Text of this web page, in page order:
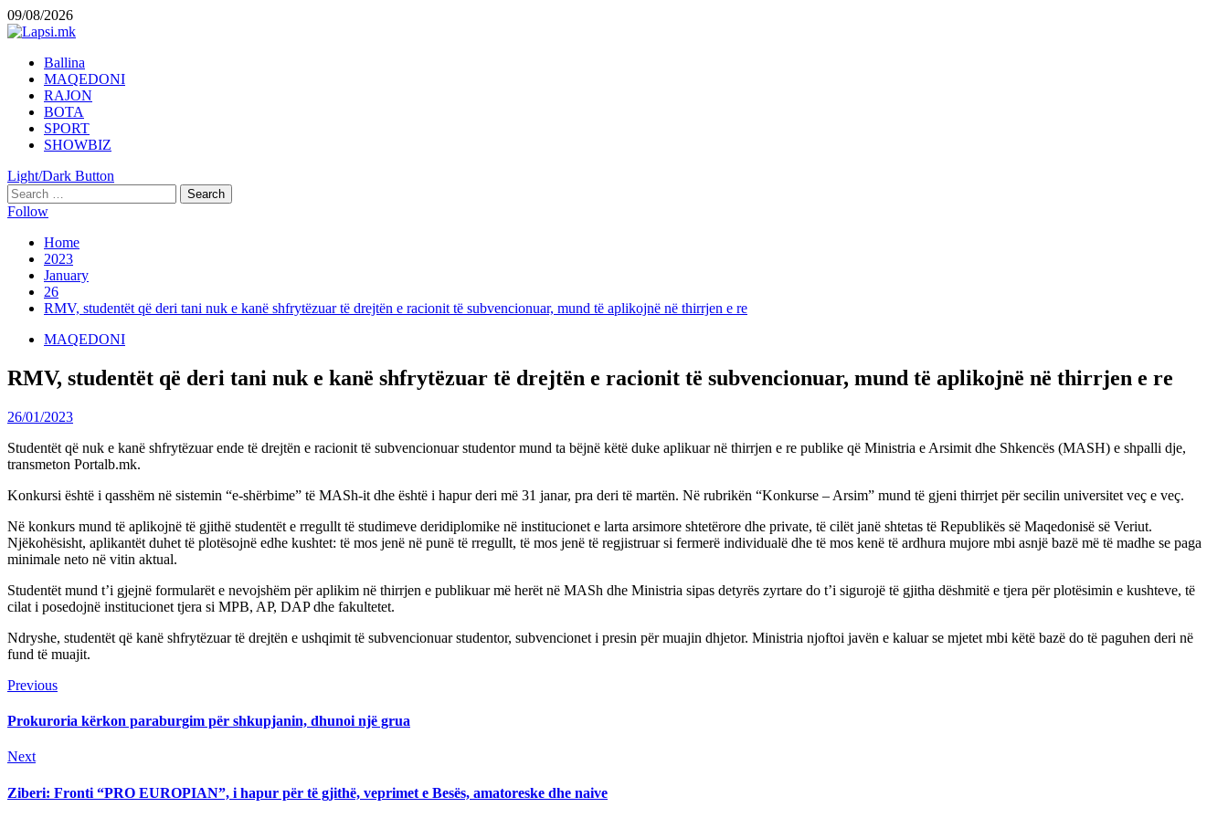
Skip
to
09/08/2026
Primary
Menu
Ballina
MAQEDONI
RAJON
BOTA
SPORT
SHOWBIZ
Light/Dark Button
Search
for:
Follow
Home
2023
January
26
RMV, studentët që deri tani nuk e kanë shfrytëzuar të drejtën e racionit të subvencionuar, mund të aplikojnë në thirrjen e re
MAQEDONI
RMV, studentët që deri tani nuk e kanë shfrytëzuar të drejtën e racionit të subvencionuar, mund të aplikojnë në thirrjen e re
26/01/2023
Studentët që nuk e kanë shfrytëzuar ende të drejtën e racionit të subvencionuar studentor mund ta bëjnë këtë duke aplikuar në thirrjen e re publike që Ministria e Arsimit dhe Shkencës (MASH) e shpalli dje,
transmeton Portalb.mk.
Konkursi është i qasshëm në sistemin “e-shërbime” të MASh-it dhe është i hapur deri më 31 janar, pra deri të martën. Në rubrikën “Konkurse – Arsim” mund të gjeni thirrjet për secilin universitet veç e veç.
Në konkurs mund të aplikojnë të gjithë studentët e rregullt të studimeve deridiplomike në institucionet e larta arsimore shtetërore dhe private, të cilët janë shtetas të Republikës së Maqedonisë së Veriut.
Njëkohësisht, aplikantët duhet të plotësojnë edhe kushtet: të mos jenë në punë të rregullt, të mos jenë të regjistruar si fermerë individualë dhe të mos kenë të ardhura mujore mbi asnjë bazë më të madhe se paga
minimale neto në vitin aktual.
Studentët mund t’i gjejnë formularët e nevojshëm për aplikim në thirrjen e publikuar më herët në MASh dhe Ministria sipas detyrës zyrtare do t’i sigurojë të gjitha dëshmitë e tjera për plotësimin e kushteve, të
cilat i posedojnë institucionet tjera si MPB, AP, DAP dhe fakultetet.
Ndryshe, studentët që kanë shfrytëzuar të drejtën e ushqimit të subvencionuar studentor, subvencionet i presin për muajin dhjetor. Ministria njoftoi javën e kaluar se mjetet mbi këtë bazë do të paguhen deri në
fund të muajit.
Continue
Reading
PreviousPrevious
Prokuroria kërkon paraburgim për shkupjanin, dhunoi një grua
NextNext
Ziberi: Fronti “PRO EUROPIAN”, i hapur për të gjithë, veprimet e Besës, amatoreske dhe naive